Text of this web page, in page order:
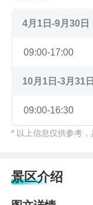
4月1日-9月30日
09:00-17:00
10月1日-3月31日
09:00-16:30
* 以上信息仅供参考
景区介绍